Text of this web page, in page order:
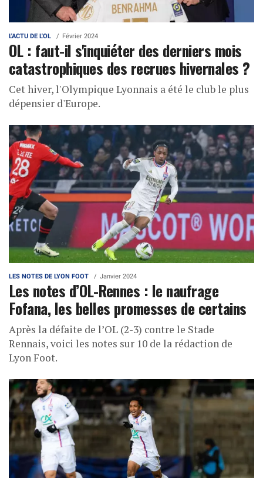
L'ACTU DE L'OL Février 2024
OL : faut-il s'inquiéter des derniers mois
catastrophiques des recrues hivernales ?
Cet hiver, l'Olympique Lyonnais a été le club le plus
dépensier d'Europe.
LES NOTES DE LYON FOOT Janvier 2024
Les notes d’OL-Rennes : le naufrage
Fofana, les belles promesses de certains
Après la défaite de l’OL (2-3) contre le Stade
Rennais, voici les notes sur 10 de la rédaction de
Lyon Foot.